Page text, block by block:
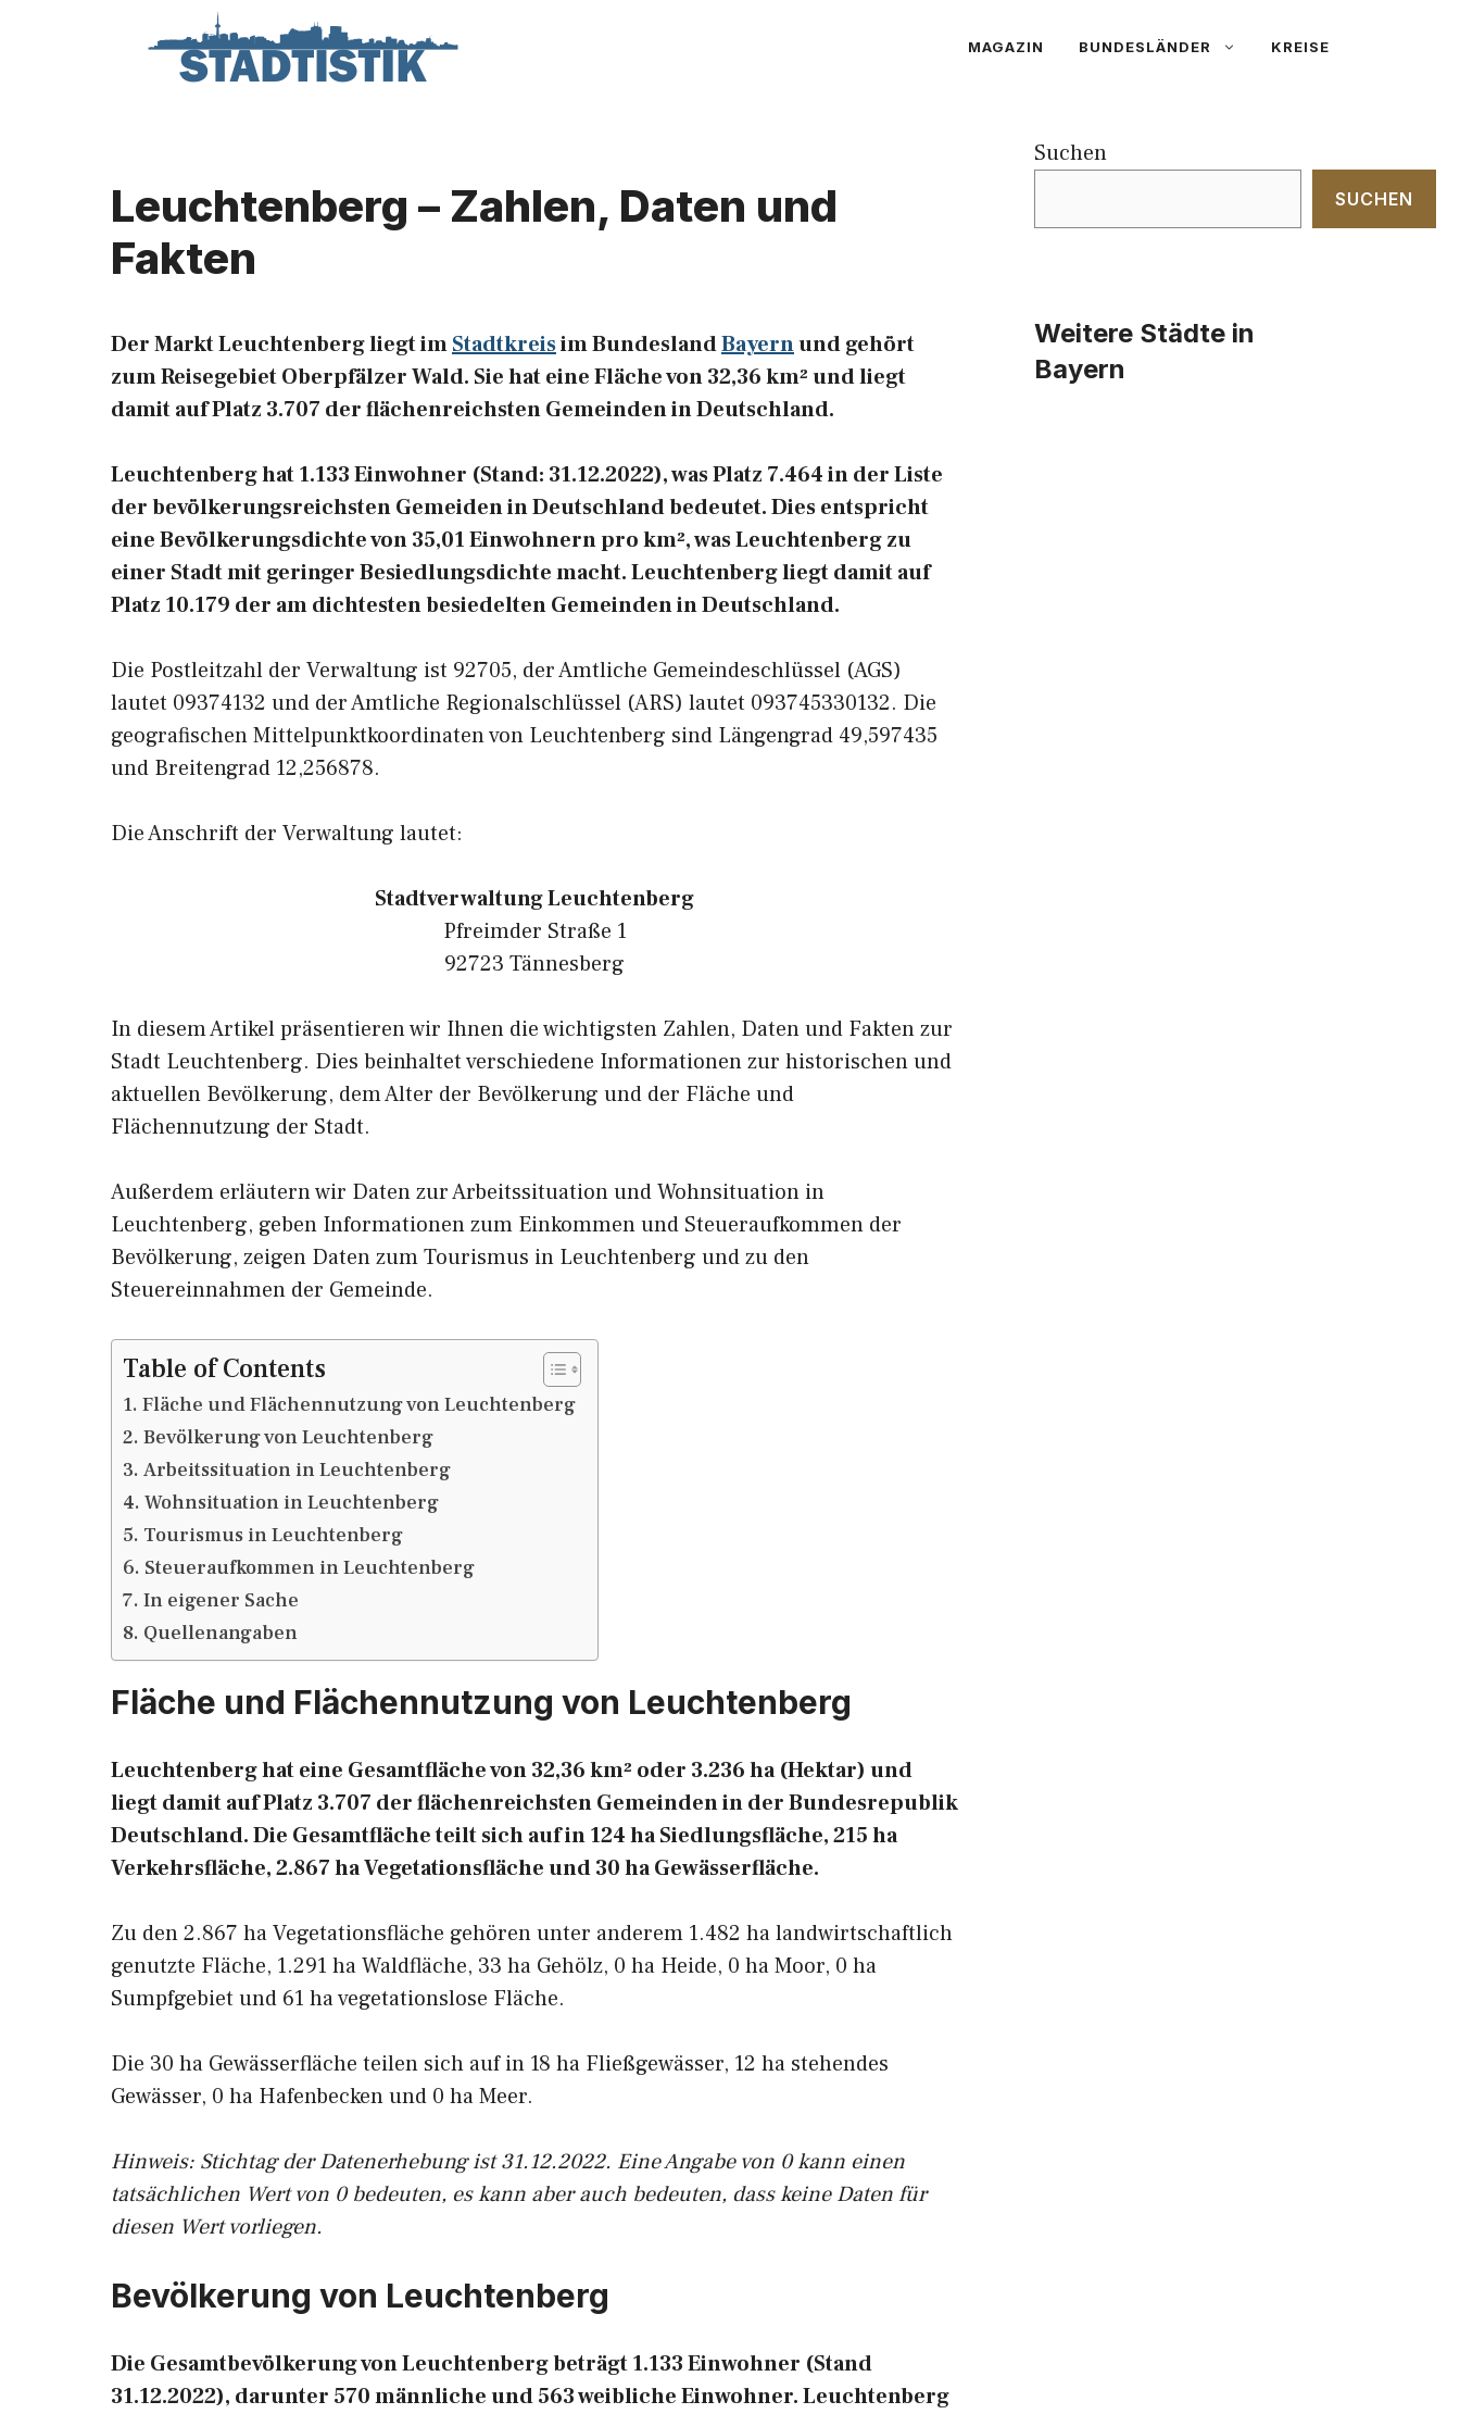
MAGAZIN BUNDESLÄNDER KREISE
Leuchtenberg – Zahlen, Daten und
Fakten
Der Markt Leuchtenberg liegt imStadtkreisim BundeslandBayernund gehört
zum Reisegebiet Oberpfälzer Wald. Sie hat eine Fläche von 32,36 km² und liegt
damit auf Platz 3.707 der flächenreichsten Gemeinden in Deutschland.
Leuchtenberg hat 1.133 Einwohner (Stand: 31.12.2022), was Platz 7.464 in der Liste
der bevölkerungsreichsten Gemeiden in Deutschland bedeutet. Dies entspricht
eine Bevölkerungsdichte von 35,01 Einwohnern pro km², was Leuchtenberg zu
einer Stadt mit geringer Besiedlungsdichte macht. Leuchtenberg liegt damit auf
Platz 10.179 der am dichtesten besiedelten Gemeinden in Deutschland.
Die Postleitzahl der Verwaltung ist 92705, der Amtliche Gemeindeschlüssel (AGS)
lautet 09374132 und der Amtliche Regionalschlüssel (ARS) lautet 093745330132. Die
geografischen Mittelpunktkoordinaten von Leuchtenberg sind Längengrad 49,597435
und Breitengrad 12,256878.
Die Anschrift der Verwaltung lautet:
Stadtverwaltung Leuchtenberg
Pfreimder Straße 1
92723 Tännesberg
In diesem Artikel präsentieren wir Ihnen die wichtigsten Zahlen, Daten und Fakten zur
Stadt Leuchtenberg. Dies beinhaltet verschiedene Informationen zur historischen und
aktuellen Bevölkerung, dem Alter der Bevölkerung und der Fläche und
Flächennutzung der Stadt.
Außerdem erläutern wir Daten zur Arbeitssituation und Wohnsituation in
Leuchtenberg, geben Informationen zum Einkommen und Steueraufkommen der
Bevölkerung, zeigen Daten zum Tourismus in Leuchtenberg und zu den
Steuereinnahmen der Gemeinde.
Table of Contents
Fläche und Flächennutzung von Leuchtenberg
Bevölkerung von Leuchtenberg
Arbeitssituation in Leuchtenberg
Wohnsituation in Leuchtenberg
Tourismus in Leuchtenberg
Steueraufkommen in Leuchtenberg
In eigener Sache
Quellenangaben
Fläche und Flächennutzung von Leuchtenberg
Leuchtenberg hat eine Gesamtfläche von 32,36 km² oder 3.236 ha (Hektar) und
liegt damit auf Platz 3.707 der flächenreichsten Gemeinden in der Bundesrepublik
Deutschland. Die Gesamtfläche teilt sich auf in 124 ha Siedlungsfläche, 215 ha
Verkehrsfläche, 2.867 ha Vegetationsfläche und 30 ha Gewässerfläche.
Zu den 2.867 ha Vegetationsfläche gehören unter anderem 1.482 ha landwirtschaftlich
genutzte Fläche, 1.291 ha Waldfläche, 33 ha Gehölz, 0 ha Heide, 0 ha Moor, 0 ha
Sumpfgebiet und 61 ha vegetationslose Fläche.
Die 30 ha Gewässerfläche teilen sich auf in 18 ha Fließgewässer, 12 ha stehendes
Gewässer, 0 ha Hafenbecken und 0 ha Meer.
Hinweis: Stichtag der Datenerhebung ist 31.12.2022. Eine Angabe von 0 kann einen
tatsächlichen Wert von 0 bedeuten, es kann aber auch bedeuten, dass keine Daten für
diesen Wert vorliegen.
Bevölkerung von Leuchtenberg
Die Gesamtbevölkerung von Leuchtenberg beträgt 1.133 Einwohner (Stand
31.12.2022), darunter 570 männliche und 563 weibliche Einwohner. Leuchtenberg
Suchen
SUCHEN
Weitere Städte in
Bayern